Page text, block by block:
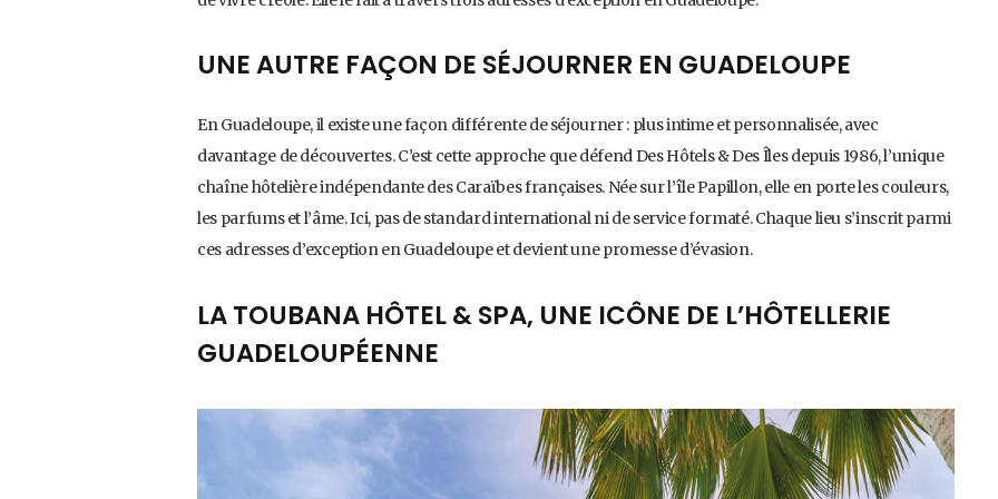
UNE AUTRE FAÇON DE SÉJOURNER EN GUADELOUPE
En Guadeloupe, il existe une façon différente de séjourner : plus intime et personnalisée, avec
davantage de découvertes. C’est cette approche que défend Des Hôtels & Des Îles depuis 1986, l’unique
chaîne hôtelière indépendante des Caraïbes françaises. Née sur l’île Papillon, elle en porte les couleurs,
les parfums et l’âme. Ici, pas de standard international ni de service formaté. Chaque lieu s’inscrit parmi
ces adresses d’exception en Guadeloupe et devient une promesse d’évasion.
LA TOUBANA HÔTEL & SPA, UNE ICÔNE DE L’HÔTELLERIE
GUADELOUPÉENNE